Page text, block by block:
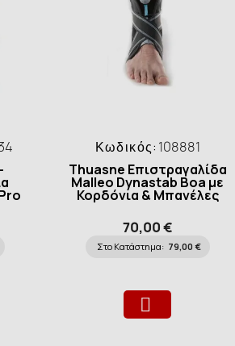
Κωδικός: 108881
Thuasne Επιστραγαλίδα
Malleo Dynastab Boa με
Κορδόνια & Μπανέλες
70,00 €
Στο Κατάστημα: 79,00 €